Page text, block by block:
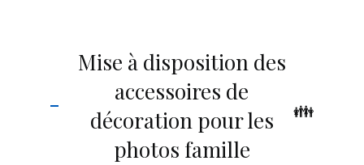
Mise à disposition des
accessoires de
décoration pour les
photos famille